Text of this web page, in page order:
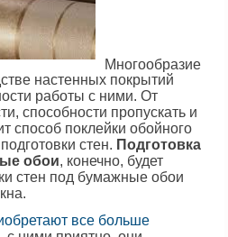
Многообразие
настенных покрытий
работы с ними. От
способности пропускать и
способ поклейки обойного
стен. Подготовка
обои, конечно, будет
стен под бумажные обои
все больше